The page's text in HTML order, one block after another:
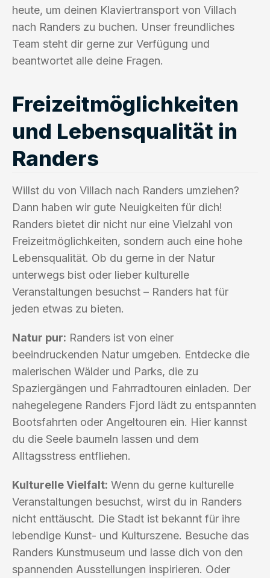
heute, um deinen Klaviertransport von Villach
nach Randers zu buchen. Unser freundliches
Team steht dir gerne zur Verfügung und
beantwortet alle deine Fragen.
Freizeitmöglichkeiten
und Lebensqualität in
Randers
Willst du von Villach nach Randers umziehen?
Dann haben wir gute Neuigkeiten für dich!
Randers bietet dir nicht nur eine Vielzahl von
Freizeitmöglichkeiten, sondern auch eine hohe
Lebensqualität. Ob du gerne in der Natur
unterwegs bist oder lieber kulturelle
Veranstaltungen besuchst – Randers hat für
jeden etwas zu bieten.
Natur pur: Randers ist von einer
beeindruckenden Natur umgeben. Entdecke die
malerischen Wälder und Parks, die zu
Spaziergängen und Fahrradtouren einladen. Der
nahegelegene Randers Fjord lädt zu entspannten
Bootsfahrten oder Angeltouren ein. Hier kannst
du die Seele baumeln lassen und dem
Alltagsstress entfliehen.
Kulturelle Vielfalt: Wenn du gerne kulturelle
Veranstaltungen besuchst, wirst du in Randers
nicht enttäuscht. Die Stadt ist bekannt für ihre
lebendige Kunst- und Kulturszene. Besuche das
Randers Kunstmuseum und lasse dich von den
spannenden Ausstellungen inspirieren. Oder